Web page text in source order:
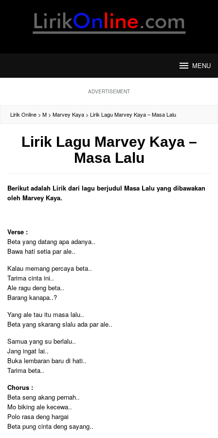
MENU
ADVERTISEMENT
Lirik Online > M > Marvey Kaya > Lirik Lagu Marvey Kaya – Masa Lalu
Lirik Lagu Marvey Kaya –
Masa Lalu
Berikut adalah Lirik dari lagu berjudul Masa Lalu yang dibawakan
oleh Marvey Kaya.
Verse :
Beta yang datang apa adanya..
Bawa hati setia par ale..
Kalau memang percaya beta..
Tarima cinta ini..
Ale ragu deng beta..
Barang kanapa..?
Yang ale tau itu masa lalu..
Beta yang skarang slalu ada par ale..
Samua yang su berlalu..
Jang ingat lai..
Buka lembaran baru di hati..
Tarima beta..
Chorus :
Beta seng akang pernah..
Mo biking ale kecewa..
Polo rasa deng hargai
Beta pung cinta deng sayang..